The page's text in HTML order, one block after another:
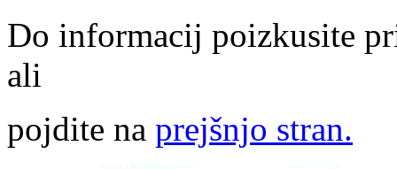
Do informacij poizkusite
ali
pojdite na prejšnjo stran.